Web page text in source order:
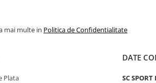
mai multe in Politica de Confidentialitate
Plata
DATE
SC SPORT